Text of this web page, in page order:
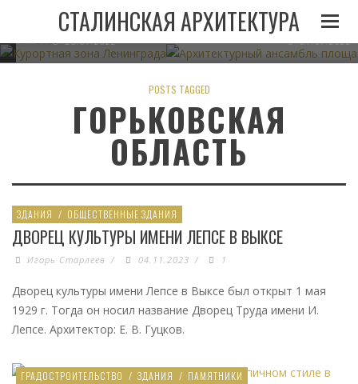
СТАЛИНСКАЯ АРХИТЕКТУРА
05.11.2022
ЛЕНИНГРАДА ПРИ
СТАЛИНЕ
23.07.2022
АРХИТЕКТУРНЫЙ АНСАМБЛЬ
В МИНСКЕ
21.07.2022
POSTS TAGGED
ГОРЬКОВСКАЯ
ОБЛАСТЬ
ЗДАНИЯ / ОБЩЕСТВЕННЫЕ ЗДАНИЯ
ДВОРЕЦ КУЛЬТУРЫ ИМЕНИ ЛЕПСЕ В ВЫКСЕ
Игорь Старлеев / 04.11.2023 / 1
Дворец культуры имени Лепсе в Выксе был открыт 1 мая
1929 г. Тогда он носил название Дворец Труда имени И.
Лепсе. Архитектор: Е. В. Гуцков.
ГРАДОСТРОИТЕЛЬСТВО / ЗДАНИЯ / ПАМЯТНИКИ